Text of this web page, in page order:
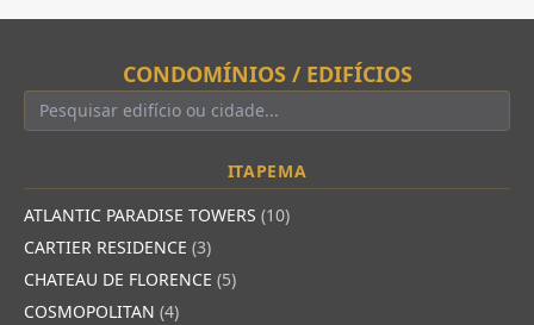
CONDOMÍNIOS / EDIFÍCIOS
ITAPEMA
ATLANTIC PARADISE TOWERS (10)
CARTIER RESIDENCE (3)
CHATEAU DE FLORENCE (5)
COSMOPOLITAN (4)